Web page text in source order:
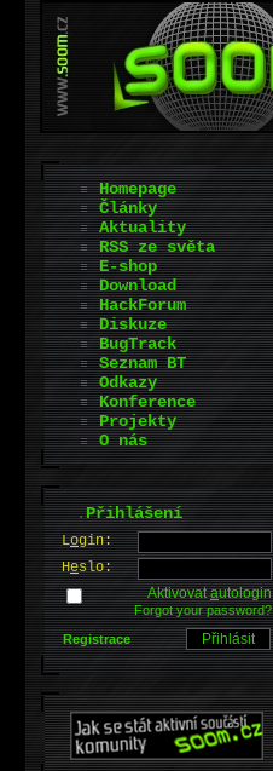
Homepage
Články
Aktuality
RSS ze světa
E-shop
Download
HackForum
Diskuze
BugTrack
Seznam BT
Odkazy
Konference
Projekty
O nás
.Přihlášení
Login:
Heslo:
Aktivovatautologin
Forgot your password?
Registrace